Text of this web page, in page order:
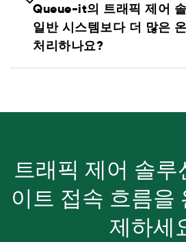
Queue-it의 트래픽 제어
일반 시스템보다 더 많은
처리하나요?
트래픽 제어 솔
이트 접속 흐름을
제하세